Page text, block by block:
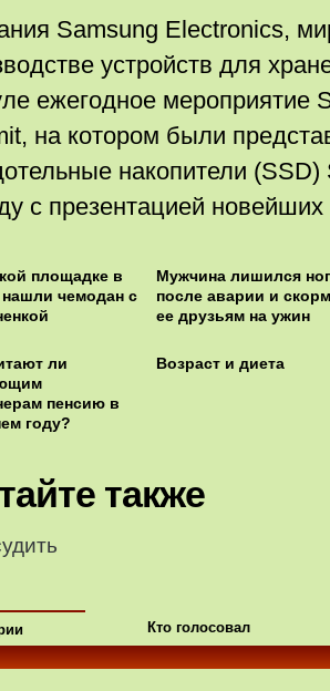
Samsung Electronics,
устройств для
ежегодное мероприятие
на котором были
накопители
с презентацией
площадке в
чемодан с
Мужчина лишился
после аварии и
ее друзьям на ужин
ли
пенсию в
году?
Возраст и диета
также
Кто голосовал